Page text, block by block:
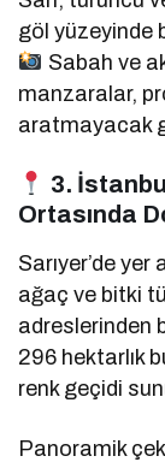
göl yüzeyinde
Sabah ve
manzaralar,
aratmayacak
3.
Ortasında
Sarıyer’de yer
ağaç ve bitki
adreslerinden
296 hektarlık
renk geçidi
Panoramik